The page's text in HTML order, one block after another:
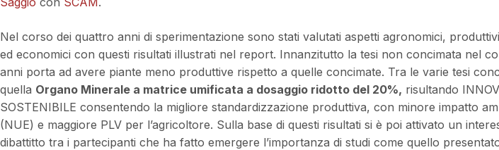
Nel corso dei quattro anni di sperimentazione sono stati valutati aspetti agronomici,
ed economici con questi risultati illustrati nel report. Innanzitutto la tesi non concimata nel
anni porta ad avere piante meno produttive rispetto a quelle concimate. Tra le varie tesi
quella Organo Minerale a matrice umificata a dosaggio ridotto del 20%, risultando
SOSTENIBILE consentendo la migliore standardizzazione produttiva, con minore impatto
(NUE) e maggiore PLV per l’agricoltore. Sulla base di questi risultati si è poi attivato un
dibattitto tra i partecipanti che ha fatto emergere l’importanza di studi come quello